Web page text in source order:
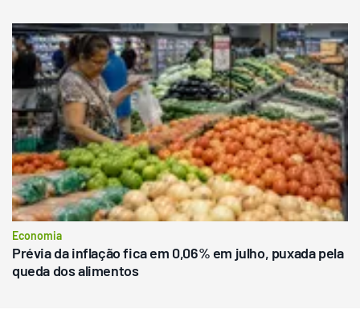
Economia
Prévia da inflação fica em 0,06% em julho, puxada pela
queda dos alimentos